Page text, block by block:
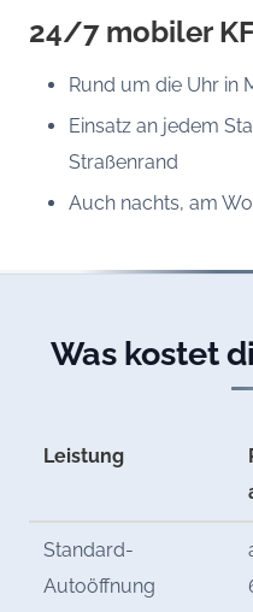
24/7 mobiler
Rund um die Uhr in
Einsatz an jedem
Straßenrand
Auch nachts, am
Was kostet
Leistung
Standard-
Autoöffnung